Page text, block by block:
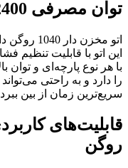
توان مصرفی 2400 واتی
با هر نوع پارچه‌ای و توان
را دارد و به راحتی
سریع‌ترین زمان از بین
روگن